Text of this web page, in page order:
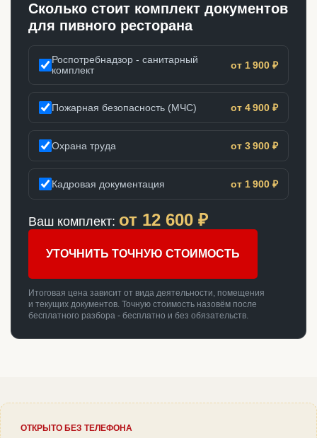
Сколько стоит комплект документов
для пивного ресторана
Роспотребнадзор - санитарный
комплект
от 1 900 ₽
Пожарная безопасность (МЧС) от 4 900 ₽
Охрана труда от 3 900 ₽
Кадровая документация от 1 900 ₽
Ваш комплект: от 12 600 ₽
УТОЧНИТЬ ТОЧНУЮ СТОИМОСТЬ
Итоговая цена зависит от вида деятельности, помещения
и текущих документов. Точную стоимость назовём после
бесплатного разбора - бесплатно и без обязательств.
ОТКРЫТО БЕЗ ТЕЛЕФОНА